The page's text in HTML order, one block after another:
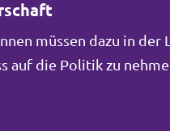
müssen dazu in
auf die Politik zu